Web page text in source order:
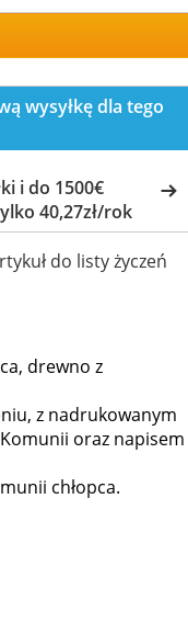
wysyłkę dla tego
i do 1500€
40,27zł/rok
do listy życzeń
drewno z
z nadrukowanym
oraz napisem
chłopca.